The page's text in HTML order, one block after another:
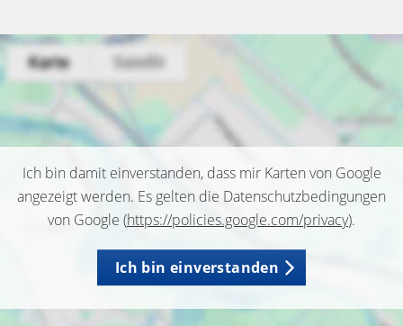
Ich bin damit einverstanden, dass mir Karten von Google
angezeigt werden. Es gelten die Datenschutzbedingungen
von Google (https://policies.google.com/privacy).
Ich bin einverstanden